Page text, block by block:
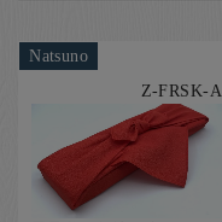
Natsuno
Z-FRSK-A